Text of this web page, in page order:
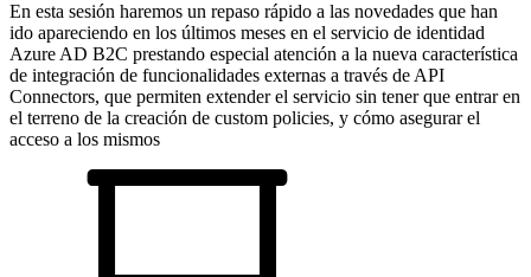
En esta sesión haremos un repaso rápido a las novedades que han
ido apareciendo en los últimos meses en el servicio de identidad
Azure AD B2C prestando especial atención a la nueva característica
de integración de funcionalidades externas a través de API
Connectors, que permiten extender el servicio sin tener que entrar en
el terreno de la creación de custom policies, y cómo asegurar el
acceso a los mismos